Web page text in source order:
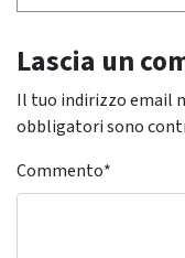
Lascia un
Il tuo indirizzo email
obbligatori sono
Commento*